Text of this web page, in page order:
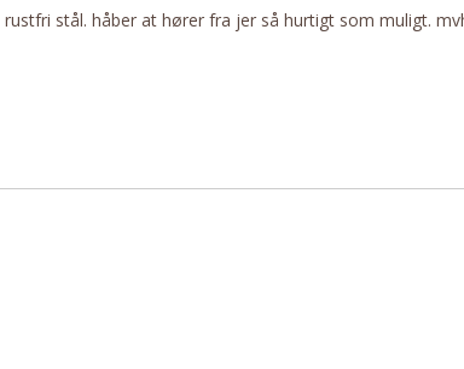
stål. håber at hører fra jer så hurtigt som muligt.